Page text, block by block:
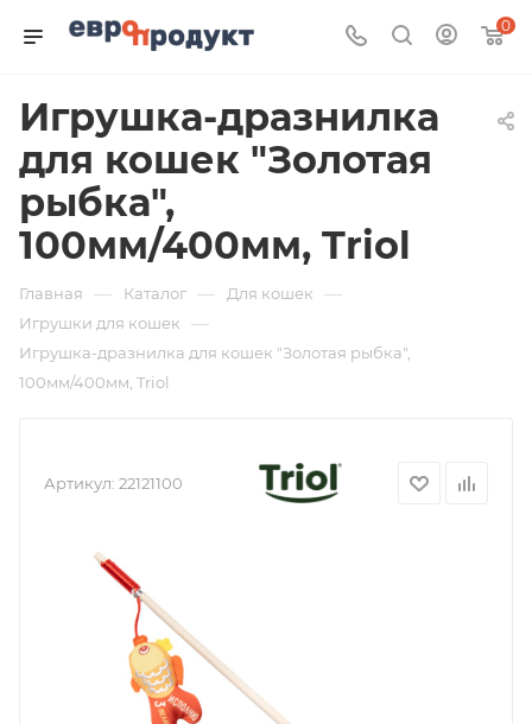
0
Игрушка-дразнилка
для кошек "Золотая
рыбка",
100мм/400мм, Triol
Главная — Каталог — Для кошек —
Игрушки для кошек —
Игрушка-дразнилка для кошек "Золотая рыбка",
100мм/400мм, Triol
Артикул: 22121100